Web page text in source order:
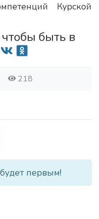
Курской
быть в
218
первым!